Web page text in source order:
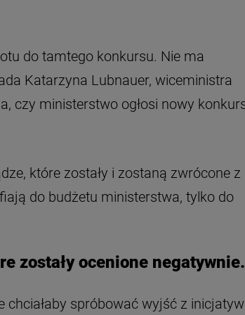
do tamtego konkursu. Nie ma
Katarzyna Lubnauer, wiceministra
czy ministerstwo ogłosi nowy
które zostały i zostaną zwrócone z
do budżetu ministerstwa, tylko do
zostały ocenione negatywnie.
spróbować wyjść z